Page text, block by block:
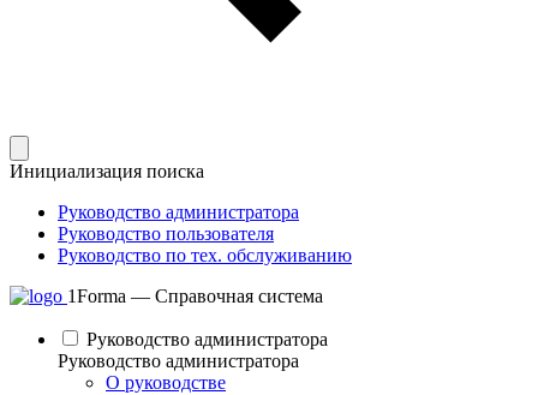
Инициализация поиска
Руководство администратора
Руководство пользователя
Руководство по тех. обслуживанию
1Forma — Справочная система
Руководство администратора
Руководство администратора
О руководстве